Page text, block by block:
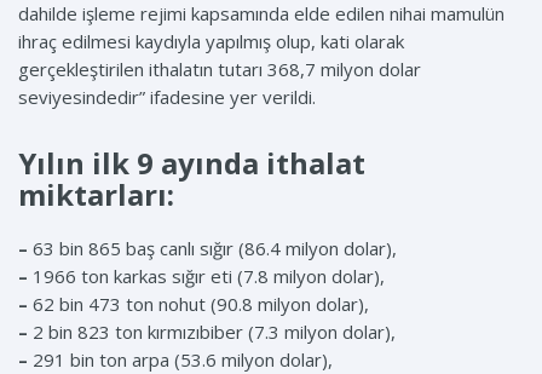
dahilde işleme rejimi kapsamında elde edilen nihai mamulün
ihraç edilmesi kaydıyla yapılmış olup, kati olarak
gerçekleştirilen ithalatın tutarı 368,7 milyon dolar
seviyesindedir” ifadesine yer verildi.
Yılın ilk 9 ayında ithalat
miktarları:
– 63 bin 865 baş canlı sığır (86.4 milyon dolar),
– 1966 ton karkas sığır eti (7.8 milyon dolar),
– 62 bin 473 ton nohut (90.8 milyon dolar),
– 2 bin 823 ton kırmızıbiber (7.3 milyon dolar),
– 291 bin ton arpa (53.6 milyon dolar),